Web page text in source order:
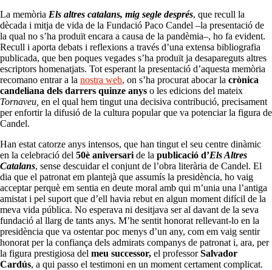
La memòria Els altres catalans, mig segle després, que recull la
dècada i mitja de vida de la Fundació Paco Candel –la presentació de
la qual no s’ha produït encara a causa de la pandèmia–, ho fa evident.
Recull i aporta debats i reflexions a través d’una extensa bibliografia
publicada, que ben poques vegades s’ha produït ja desapareguts altres
escriptors homenatjats. Tot esperant la presentació d’aquesta memòria
recomano entrar a la nostra web, on s’ha procurat abocar la crònica
candeliana dels darrers quinze anys o les edicions del mateix
Tornaveu, en el qual hem tingut una decisiva contribució, precisament
per enfortir la difusió de la cultura popular que va potenciar la figura de
Candel.
Han estat catorze anys intensos, que han tingut el seu centre dinàmic
en la celebració del 50è aniversaride la publicació d’Els Altres
Catalans, sense descuidar el conjunt de l’obra literària de Candel. El
dia que el patronat em plantejà que assumís la presidència, ho vaig
acceptar perquè em sentia en deute moral amb qui m’unia una l’antiga
amistat i pel suport que d’ell havia rebut en algun moment difícil de la
meva vida pública. No esperava ni desitjava ser al davant de la seva
fundació al llarg de tants anys. M’he sentit honorat rellevant-lo en la
presidència que va ostentar poc menys d’un any, com em vaig sentir
honorat per la confiança dels admirats companys de patronat i, ara, per
la figura prestigiosa del meu successor, el professorSalvador
Cardús, a qui passo el testimoni en un moment certament complicat.